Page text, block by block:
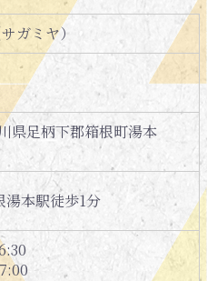
ガミヤ）
県足柄下郡箱根町湯本
湯本駅徒歩1分